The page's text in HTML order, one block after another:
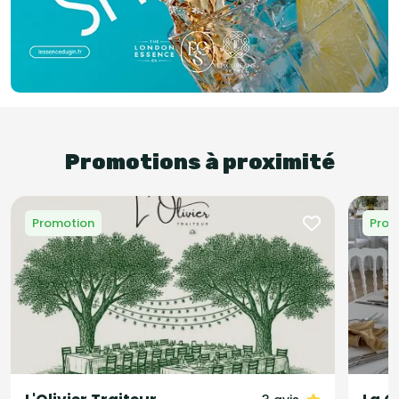
Promotions à proximité
Promotion